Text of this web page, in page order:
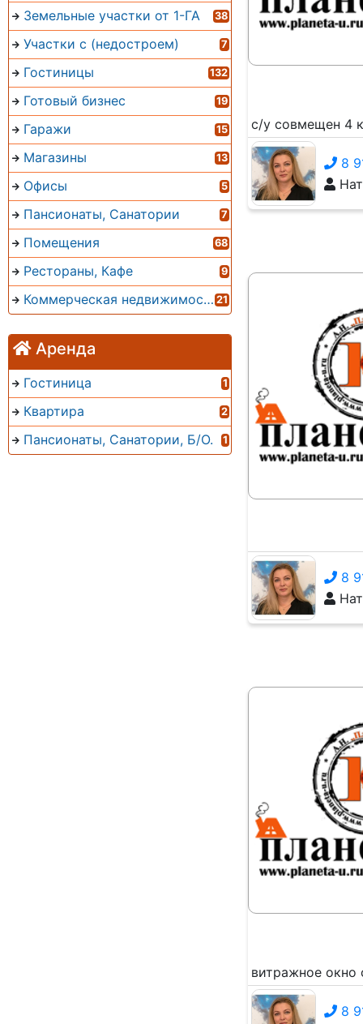
Земельные участки от 1-ГА 38
Участки с (недостроем) 7
Гостиницы 132
Готовый бизнес 19
Гаражи 15
Магазины 13
Офисы 5
Пансионаты, Санатории 7
Помещения 68
Рестораны, Кафе 9
Коммерческая недвижимость 21
Аренда
Гостиница 1
Квартира 2
Пансионаты, Санатории, Б/О. 1
с/у совмещен 4
8
8
витражное окно
8